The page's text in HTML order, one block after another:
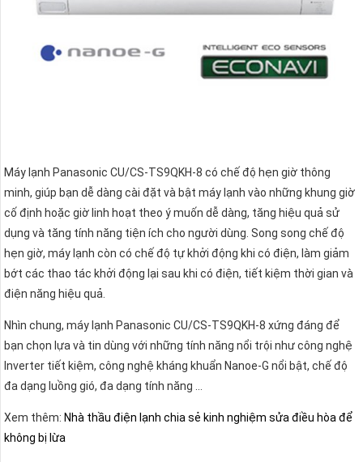
Máy lạnh Panasonic CU/CS-TS9QKH-8 có chế độ hẹn giờ thông
minh, giúp bạn dễ dàng cài đặt và bật máy lạnh vào những khung giờ
cố định hoặc giờ linh hoạt theo ý muốn dễ dàng, tăng hiệu quả sử
dụng và tăng tính năng tiện ích cho người dùng. Song song chế độ
hẹn giờ, máy lạnh còn có chế độ tự khởi động khi có điện, làm giảm
bớt các thao tác khởi động lại sau khi có điện, tiết kiệm thời gian và
điện năng hiệu quả.
Nhìn chung, máy lạnh Panasonic CU/CS-TS9QKH-8 xứng đáng để
bạn chọn lựa và tin dùng với những tính năng nổi trội như công nghệ
Inverter tiết kiệm, công nghệ kháng khuẩn Nanoe-G nổi bật, chế độ
đa dạng luồng gió, đa dạng tính năng …
Xem thêm: Nhà thầu điện lạnh chia sẻ kinh nghiệm sửa điều hòa để
không bị lừa